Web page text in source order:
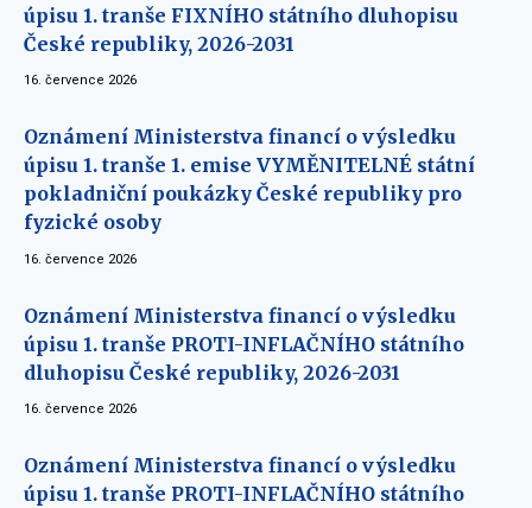
úpisu 1. tranše FIXNÍHO státního dluhopisu
České republiky, 2026-2031
16. července 2026
Oznámení Ministerstva financí o výsledku
úpisu 1. tranše 1. emise VYMĚNITELNÉ státní
pokladniční poukázky České republiky pro
fyzické osoby
16. července 2026
Oznámení Ministerstva financí o výsledku
úpisu 1. tranše PROTI-INFLAČNÍHO státního
dluhopisu České republiky, 2026-2031
16. července 2026
Oznámení Ministerstva financí o výsledku
úpisu 1. tranše PROTI-INFLAČNÍHO státního